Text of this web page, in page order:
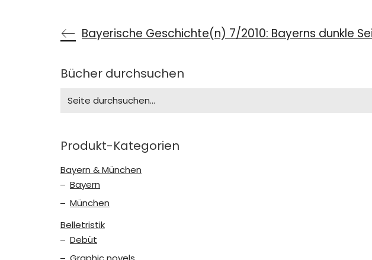
Bayerische Geschichte(n) 7/2010: Bayerns dunkle
Bücher durchsuchen
for:
Produkt-Kategorien
Bayern & München
Bayern
München
Belletristik
Debüt